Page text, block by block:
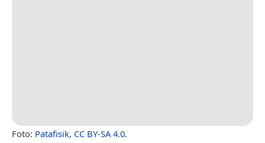
Foto: Patafisik, CC BY-SA 4.0.